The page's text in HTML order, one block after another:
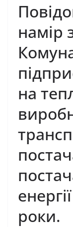
намір
на
роки.